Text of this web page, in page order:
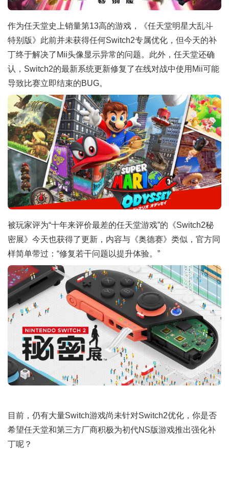
作为任天堂史上销量第13高的游戏，《任天堂明星大乱斗
特别版》此前并未获得任何Switch2专属优化，但今天的补
丁终于解决了Mii头像显示异常的问题。此外，任天堂还确
认，Switch2的最新系统更新修复了在线对战中使用Mii可能
导致比赛立即结束的BUG。
被玩家评为“十年来评价最差的任天堂游戏”的《Switch2秘
密展》今天也获得了更新，内容与《奥德赛》类似，官方同
样简单带过：“修复若干问题以提升体验。”
目前，仍有大量Switch游戏尚未针对Switch2优化，你是否
希望任天堂和第三方厂商积极为初代NS版游戏推出强化补
丁呢？